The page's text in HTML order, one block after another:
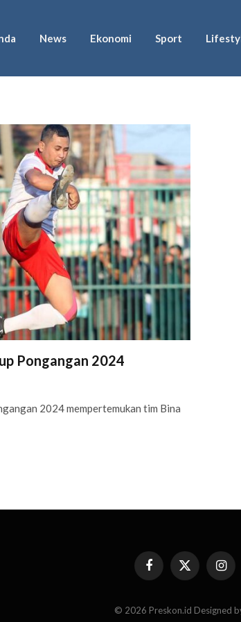
News Ekonomi Sport
Pongangan 2024
2024 mempertemukan tim Bina
FacebookX
(Twitter)
© 2026 Preskon.id Designed